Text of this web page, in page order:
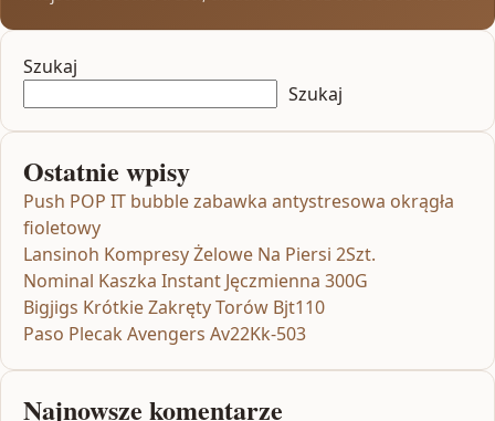
Szukaj
Szukaj
Ostatnie wpisy
Push POP IT bubble zabawka antystresowa okrągła
fioletowy
Lansinoh Kompresy Żelowe Na Piersi 2Szt.
Nominal Kaszka Instant Jęczmienna 300G
Bigjigs Krótkie Zakręty Torów Bjt110
Paso Plecak Avengers Av22Kk-503
Najnowsze komentarze